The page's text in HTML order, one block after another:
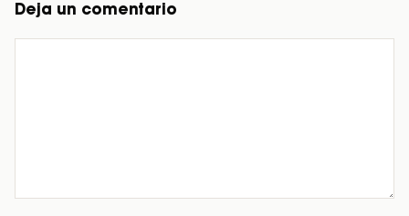
Deja un comentario
Comentario